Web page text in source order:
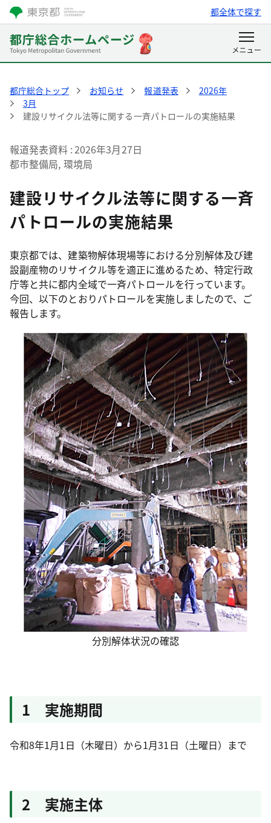
都全体で探す
都庁総合トップ お知らせ 報道発表
2026年
3月
建設リサイクル法等に関する一斉パトロールの実施結果
報道発表資料 2026年3月27日
都市整備局, 環境局
建設リサイクル法等に関する一斉
パトロールの実施結果
東京都では、建築物解体現場等における分別解体及び建
設副産物のリサイクル等を適正に進めるため、特定行政
庁等と共に都内全域で一斉パトロールを行っています。
今回、以下のとおりパトロールを実施しましたので、ご
報告します。
分別解体状況の確認
1 実施期間
令和8年1月1日（木曜日）から1月31日（土曜日）まで
2 実施主体